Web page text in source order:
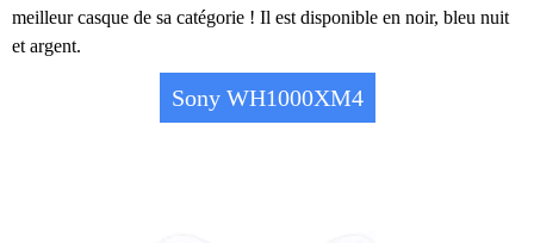
meilleur casque de sa catégorie ! Il est disponible en noir, bleu nuit
et argent.
Sony WH1000XM4